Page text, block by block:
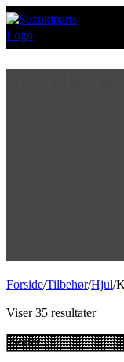
Forside/Tilbehør/Hjul/
Viser 35 resultater